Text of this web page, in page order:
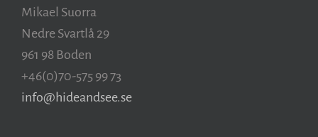
Mikael Suorra
Nedre Svartlå 29
961 98 Boden
+46(0)70-575 99 73
info@hideandsee.se